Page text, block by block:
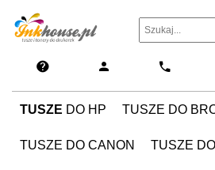
TUSZE DO HP TUSZE DO
TUSZE DO CANON TUSZE